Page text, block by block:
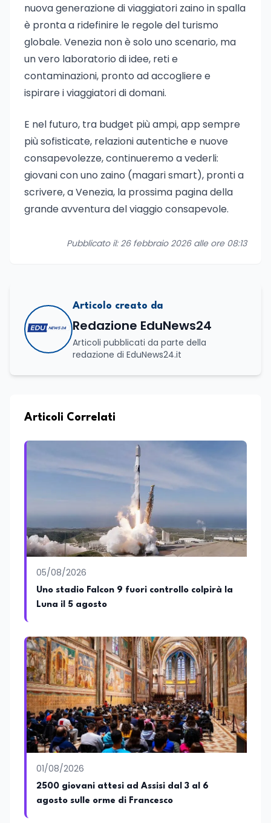
nuova generazione di viaggiatori zaino in spalla
è pronta a ridefinire le regole del turismo
globale. Venezia non è solo uno scenario, ma
un vero laboratorio di idee, reti e
contaminazioni, pronto ad accogliere e
ispirare i viaggiatori di domani.
E nel futuro, tra budget più ampi, app sempre
più sofisticate, relazioni autentiche e nuove
consapevolezze, continueremo a vederli:
giovani con uno zaino (magari smart), pronti a
scrivere, a Venezia, la prossima pagina della
grande avventura del viaggio consapevole.
Pubblicato il: 26 febbraio 2026 alle ore 08:13
Articolo creato da
Redazione EduNews24
Articoli pubblicati da parte della
redazione di EduNews24.it
Articoli Correlati
05/08/2026
Uno stadio Falcon 9 fuori controllo colpirà la
Luna il 5 agosto
01/08/2026
2500 giovani attesi ad Assisi dal 3 al 6
agosto sulle orme di Francesco